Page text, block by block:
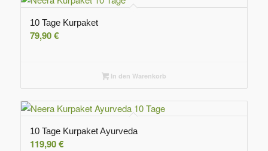
10 Tage Kurpaket
79,90€
In den Warenkorb
10 Tage Kurpaket Ayurveda
119,90€